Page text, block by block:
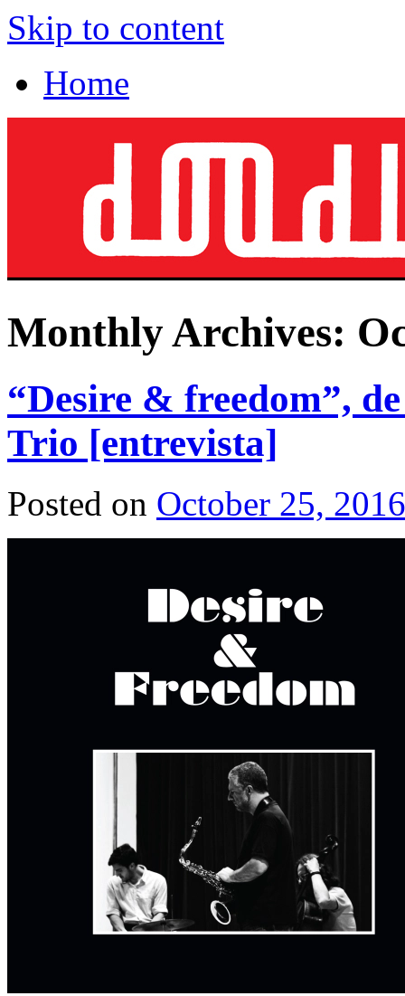
Skip to content
Home
Monthly Archives:
“Desire & freedom”,
Trio [entrevista]
Posted on October 25, 2016